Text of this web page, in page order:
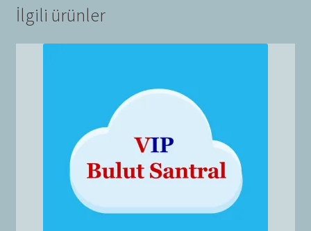
İlgili ürünler